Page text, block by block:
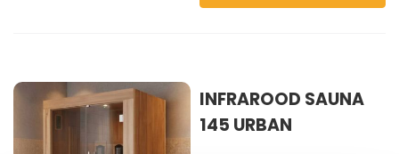
INFRAROOD SAUNA
145 URBAN